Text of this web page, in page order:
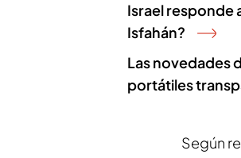
Israel responde
Isfahán?
Las novedades
portátiles
Según